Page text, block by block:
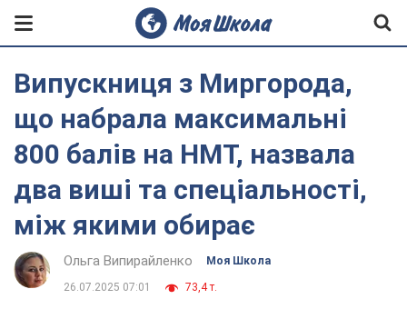
Випускниця з Миргорода,
що набрала максимальні
800 балів на НМТ, назвала
два виші та спеціальності,
між якими обирає
Ольга Випирайленко Моя Школа
26.07.2025 07:01 73,4 т.